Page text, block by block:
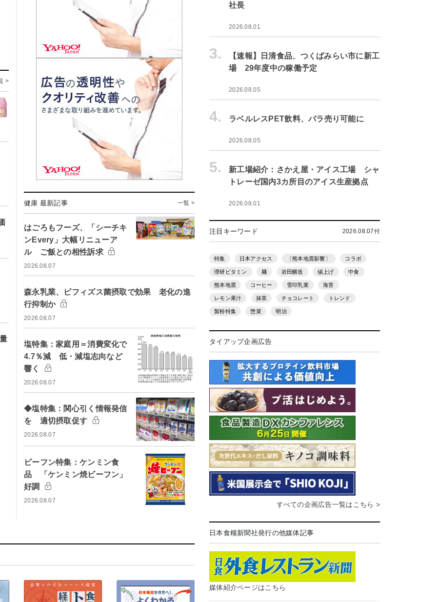
>
健康 最新記事 一覧 >
はごろもフーズ、「シーチキ
ンEvery」大幅リニューア
ル ご飯との相性訴求
2026.08.07
森永乳業、ビフィズス菌摂取で効果 老化の進
行抑制か
2026.08.07
塩特集：家庭用＝消費変化で
4.7％減 低・減塩志向など
響く
2026.08.07
◆塩特集：関心引く情報発信
を 適切摂取促す
2026.08.07
ビーフン特集：ケンミン食
品 「ケンミン焼ビーフン」
好調
2026.08.07
社長
2026.08.01
3.
【速報】日清食品、つくばみらい市に新工
場 29年度中の稼働予定
2026.08.05
4. ラベルレスPET飲料、バラ売り可能に
2026.08.05
5.
新工場紹介：さかえ屋・アイス工場 シャ
トレーゼ国内3カ所目のアイス生産拠点
2026.08.01
注目キーワード 2026.08.07付
特集 日本アクセス 〔熊本地震影響〕 コラボ
理研ビタミン 麺 岩田醸造 値上げ 中食
熊本地震 コーヒー 雪印乳業 海苔
レモン果汁 抹茶 チョコレート トレンド
製粉特集 惣菜 明治
タイアップ企画広告
すべての企画広告一覧はこちら >
日本食糧新聞社発行の他媒体記事
媒体紹介ページはこちら